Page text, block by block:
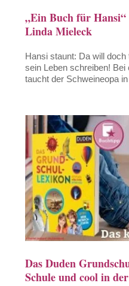
„Ein Buch für
Linda Mieleck
Hansi staunt: Da will doch
sein Leben schreiben!
taucht der Schweineopa
Das Duden
Schule und cool in